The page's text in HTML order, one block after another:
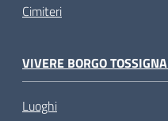
Cimiteri
VIVERE BORGO
Luoghi